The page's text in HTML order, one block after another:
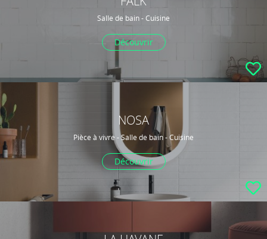
Salle de bain - Cuisine
Découvrir
NOSA
Pièce à vivre - Salle de bain - Cuisine
Découvrir